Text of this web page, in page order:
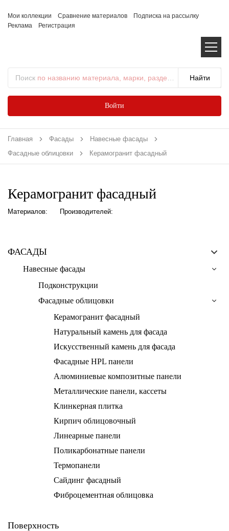
Мои коллекции Сравнение материалов
Подписка на рассылку
Реклама
Регистрация
Поиск по названию материала, марки, раздела...
Войти
Главная Фасады
Навесные фасады
Фасадные облицовки
Керамогранит фасадный
Керамогранит фасадный
Материалов: Производителей:
ФАСАДЫ
Навесные фасады
Подконструкции
Фасадные облицовки
Керамогранит фасадный
Натуральный камень для фасада
Искусственный камень для фасада
Фасадные HPL панели
Алюминиевые композитные панели
Металлические панели, кассеты
Клинкерная плитка
Кирпич облицовочный
Линеарные панели
Поликарбонатные панели
Термопанели
Сайдинг фасадный
Фиброцементная облицовка
Поверхность